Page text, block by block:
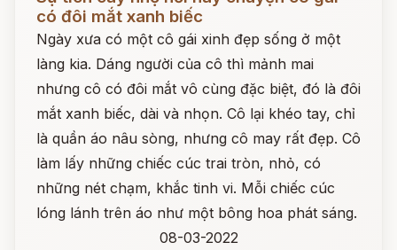
có đôi mắt xanh biếc
Ngày xưa có một cô gái xinh đẹp sống ở một
làng kia. Dáng người của cô thì mảnh mai
nhưng cô có đôi mắt vô cùng đặc biệt, đó là đôi
mắt xanh biếc, dài và nhọn. Cô lại khéo tay, chỉ
là quần áo nâu sòng, nhưng cô may rất đẹp. Cô
làm lấy những chiếc cúc trai tròn, nhỏ, có
những nét chạm, khắc tinh vi. Mỗi chiếc cúc
lóng lánh trên áo như một bông hoa phát sáng.
08-03-2022